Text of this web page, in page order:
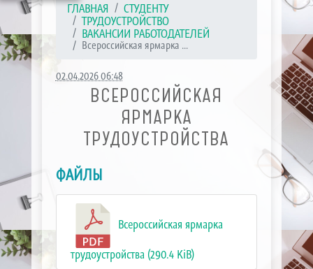
ГЛАВНАЯ
СТУДЕНТУ
ТРУДОУСТРОЙСТВО
ВАКАНСИИ РАБОТОДАТЕЛЕЙ
Всероссийская ярмарка ...
02.04.2026 06:48
ВСЕРОССИЙСКАЯ
ЯРМАРКА
ТРУДОУСТРОЙСТВА
ФАЙЛЫ
Всероссийская ярмарка
трудоустройства (290.4 KiB)